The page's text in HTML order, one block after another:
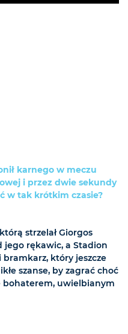
karnego w meczu
i przez dwie sekundy
w tak krótkim czasie?
strzelał Giorgos
jego rękawic, a Stadion
bramkarz, który jeszcze
szanse, by zagrać choć
bohaterem, uwielbianym